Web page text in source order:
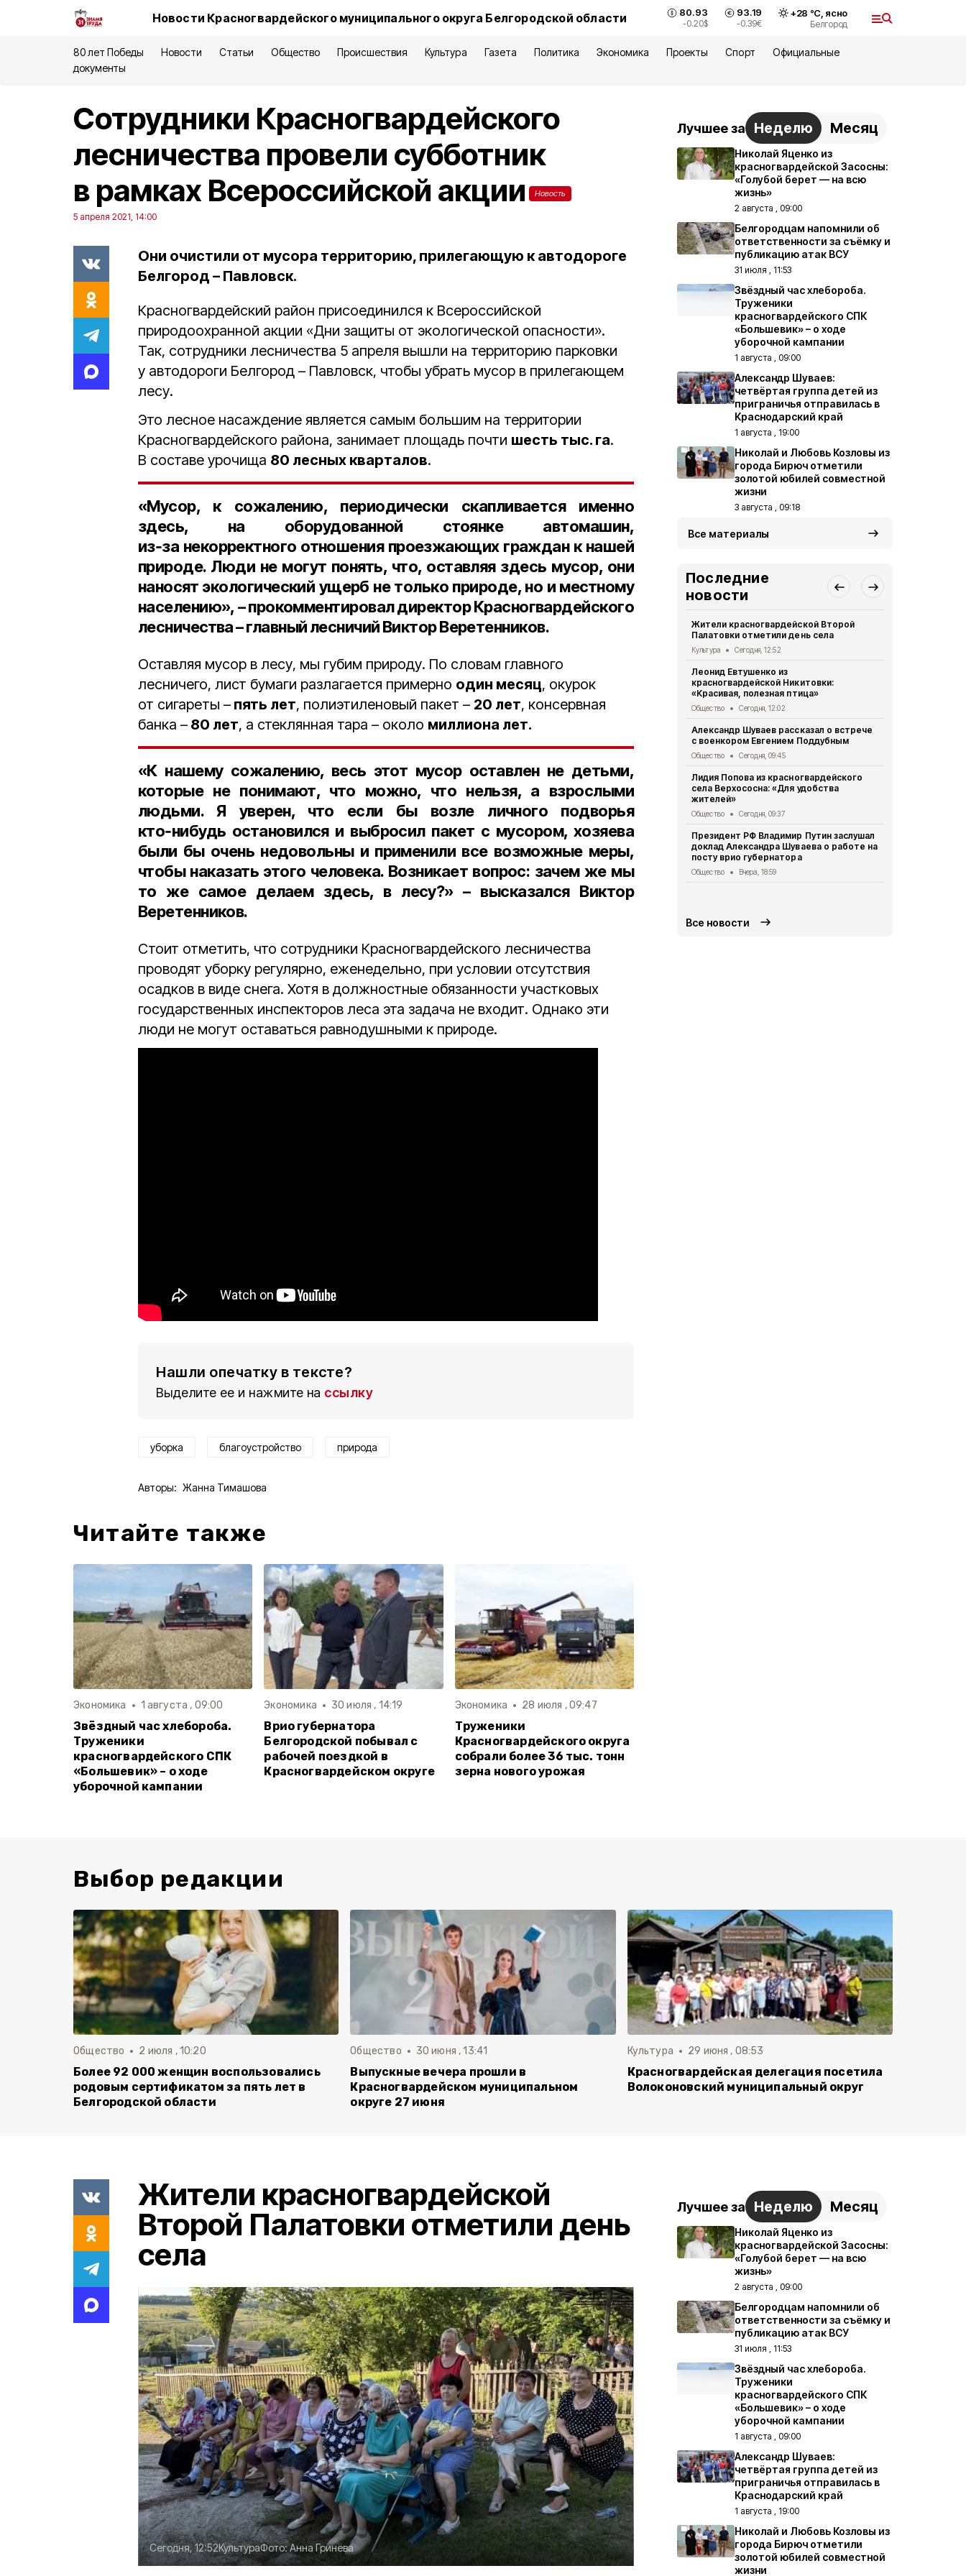
Новости Красногвардейского муниципального округа Белгородской области 80.93
-0.20$
93.19
-0.39€
+28 °С, ясно
Белгород
80 лет Победы Новости Статьи Общество Происшествия Культура Газета Политика Экономика Проекты Спорт
Официальные
документы
Сотрудники Красногвардейского
лесничества провели субботник
в рамках Всероссийской акции
Новость
5 апреля 2021, 14:00
Они очистили от мусора территорию, прилегающую к автодороге
Белгород – Павловск.
Красногвардейский район присоединился к Всероссийской
природоохранной акции «Дни защиты от экологической опасности».
Так, сотрудники лесничества 5 апреля вышли на территорию парковки
у автодороги Белгород – Павловск, чтобы убрать мусор в прилегающем
лесу.
Это лесное насаждение является самым большим на территории
Красногвардейского района, занимает площадь почти шесть тыс. га.
В составе урочища 80 лесных кварталов.
«Мусор, к сожалению, периодически скапливается именно
здесь, на оборудованной стоянке автомашин,
из‑за некорректного отношения проезжающих граждан к нашей
природе. Люди не могут понять, что, оставляя здесь мусор, они
наносят экологический ущерб не только природе, но и местному
населению», – прокомментировалдиректор Красногвардейского
лесничества – главный лесничий Виктор Веретенников.
Оставляя мусор в лесу, мы губим природу. По словам главного
лесничего, лист бумаги разлагается примерно один месяц, окурок
от сигареты – пять лет, полиэтиленовый пакет – 20 лет, консервная
банка – 80 лет, а стеклянная тара – около миллиона лет.
«К нашему сожалению, весь этот мусор оставлен не детьми,
которые не понимают, что можно, что нельзя, а взрослыми
людьми. Я уверен, что если бы возле личного подворья
кто‑нибудь остановился и выбросил пакет с мусором, хозяева
были бы очень недовольны и применили все возможные меры,
чтобы наказать этого человека. Возникает вопрос: зачем же мы
то же самое делаем здесь, в лесу?» – высказался Виктор
Веретенников.
Стоит отметить, что сотрудники Красногвардейского лесничества
проводят уборку регулярно, еженедельно, при условии отсутствия
осадков в виде снега. Хотя в должностные обязанности участковых
государственных инспекторов леса эта задача не входит. Однако эти
люди не могут оставаться равнодушными к природе.
Нашли опечатку в тексте?
Выделите ее и нажмите на ссылку
уборка благоустройство природа
Авторы: Жанна Тимашова
Читайте также
Экономика 1 августа , 09:00
Звёздный час хлебороба.
Труженики
красногвардейского СПК
«Большевик» – о ходе
уборочной кампании
Экономика 30 июля , 14:19
Врио губернатора
Белгородской побывал с
рабочей поездкой в
Красногвардейском округе
Экономика 28 июля , 09:47
Труженики
Красногвардейского округа
собрали более 36 тыс. тонн
зерна нового урожая
Лучшее за Неделю Месяц
Николай Яценко из
красногвардейской Засосны:
«Голубой берет — на всю
жизнь»
2 августа , 09:00
Белгородцам напомнили об
ответственности за съёмку и
публикацию атак ВСУ
31 июля , 11:53
Звёздный час хлебороба.
Труженики
красногвардейского СПК
«Большевик» – о ходе
уборочной кампании
1 августа , 09:00
Александр Шуваев:
четвёртая группа детей из
приграничья отправилась в
Краснодарский край
1 августа , 19:00
Николай и Любовь Козловы из
города Бирюч отметили
золотой юбилей совместной
жизни
3 августа , 09:18
Все материалы
Последние
новости
Жители красногвардейской Второй
Палатовки отметили день села
Культура Сегодня, 12:52
Леонид Евтушенко из
красногвардейской Никитовки:
«Красивая, полезная птица»
Общество Сегодня, 12:02
Александр Шуваев рассказал о встрече
с военкором Евгением Поддубным
Общество Сегодня, 09:45
Лидия Попова из красногвардейского
села Верхососна: «Для удобства
жителей»
Общество Сегодня, 09:37
Президент РФ Владимир Путин заслушал
доклад Александра Шуваева о работе на
посту врио губернатора
Общество Вчера, 18:59
Все новости
Выбор редакции
Общество 2 июля , 10:20
Более 92 000 женщин воспользовались
родовым сертификатом за пять лет в
Белгородской области
Общество 30 июня , 13:41
Выпускные вечера прошли в
Красногвардейском муниципальном
округе 27 июня
Культура 29 июня , 08:53
Красногвардейская делегация посетила
Волоконовский муниципальный округ
Жители красногвардейской
Второй Палатовки отметили день
села
Сегодня, 12:52КультураФото:Анна Гринёва
Лучшее за Неделю Месяц
Николай Яценко из
красногвардейской Засосны:
«Голубой берет — на всю
жизнь»
2 августа , 09:00
Белгородцам напомнили об
ответственности за съёмку и
публикацию атак ВСУ
31 июля , 11:53
Звёздный час хлебороба.
Труженики
красногвардейского СПК
«Большевик» – о ходе
уборочной кампании
1 августа , 09:00
Александр Шуваев:
четвёртая группа детей из
приграничья отправилась в
Краснодарский край
1 августа , 19:00
Николай и Любовь Козловы из
города Бирюч отметили
золотой юбилей совместной
жизни